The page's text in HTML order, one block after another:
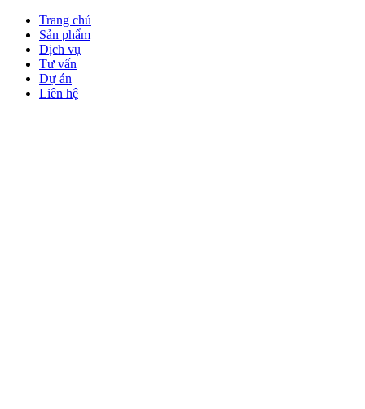
Trang chủ
Sản phẩm
Dịch vụ
Tư vấn
Dự án
Liên hệ